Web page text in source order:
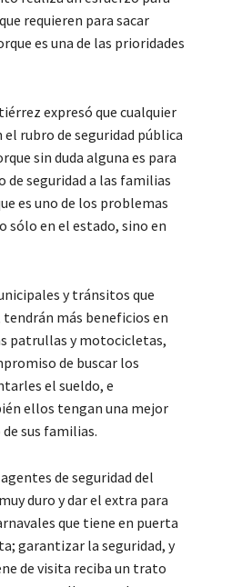
requieren para sacar
es una de las prioridades
expresó que cualquier
el rubro de seguridad pública
sin duda alguna es para
seguridad a las familias
es uno de los problemas
sólo en el estado, sino en
y tránsitos que
más beneficios en
patrullas y motocicletas,
de buscar los
el sueldo, e
ellos tengan una mejor
sus familias.
de seguridad del
duro y dar el extra para
que tiene en puerta
garantizar la seguridad, y
de visita reciba un trato